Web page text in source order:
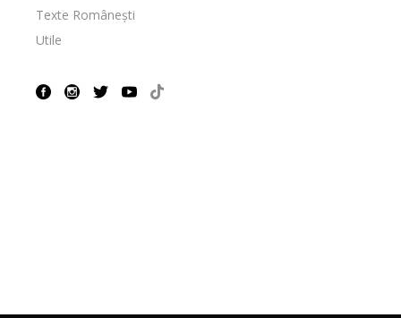
Texte Românești
Utile